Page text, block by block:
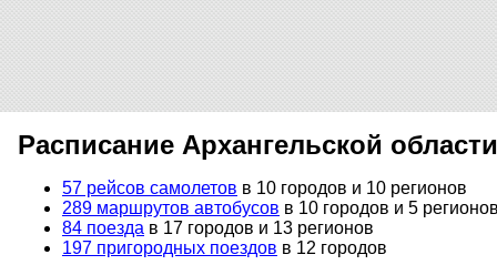
Расписание Архангельской области
57 рейсов самолетов в 10 городов и 10 регионов
289 маршрутов автобусов в 10 городов и 5
84 поезда в 17 городов и 13 регионов
197 пригородных поездов в 12 городов